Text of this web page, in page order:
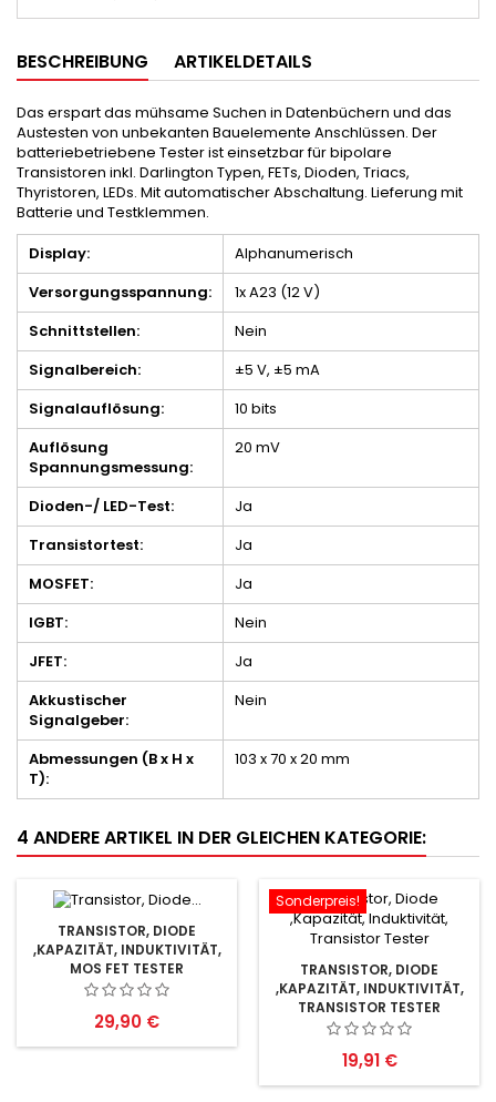
BESCHREIBUNG ARTIKELDETAILS
Das erspart das mühsame Suchen in Datenbüchern und das
Austesten von unbekanten Bauelemente Anschlüssen. Der
batteriebetriebene Tester ist einsetzbar für bipolare
Transistoren inkl. Darlington Typen, FETs, Dioden, Triacs,
Thyristoren, LEDs. Mit automatischer Abschaltung. Lieferung mit
Batterie und Testklemmen.
Display:
Alphanumerisch
Versorgungsspannung:
1x A23 (12 V)
Schnittstellen:
Nein
Signalbereich:
±5 V, ±5 mA
Signalauflösung:
10 bits
Auflösung
Spannungsmessung:
20 mV
Dioden-/ LED-Test:
Ja
Transistortest:
Ja
MOSFET:
Ja
IGBT:
Nein
JFET:
Ja
Akkustischer
Signalgeber:
Nein
Abmessungen (B x H x
T):
103 x 70 x 20 mm
4 ANDERE ARTIKEL IN DER GLEICHEN KATEGORIE:
TRANSISTOR, DIODE
,KAPAZITÄT, INDUKTIVITÄT,
MOS FET TESTER
Preis
29,90 €
Sonderpreis!
TRANSISTOR, DIODE
,KAPAZITÄT, INDUKTIVITÄT,
TRANSISTOR TESTER
Preis
19,91 €